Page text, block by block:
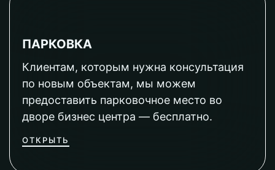
ПАРКОВКА
Клиентам, которым нужна консультация
по новым объектам, мы можем
предоставить парковочное место во
дворе бизнес центра — бесплатно.
ОТКРЫТЬ